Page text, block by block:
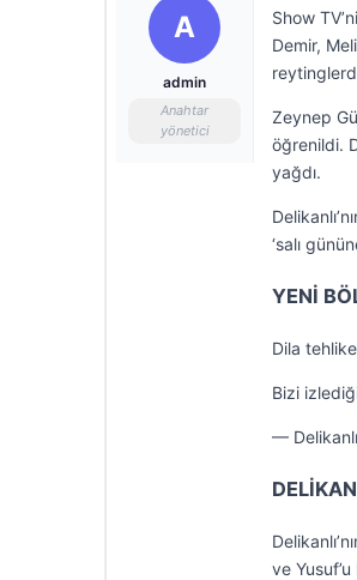
A
admin
Anahtar
yönetici
Show
Demir,
Zeynep
öğrenildi.
yağdı.
‘salı
YENİ
Dila
Bizi
—
ve